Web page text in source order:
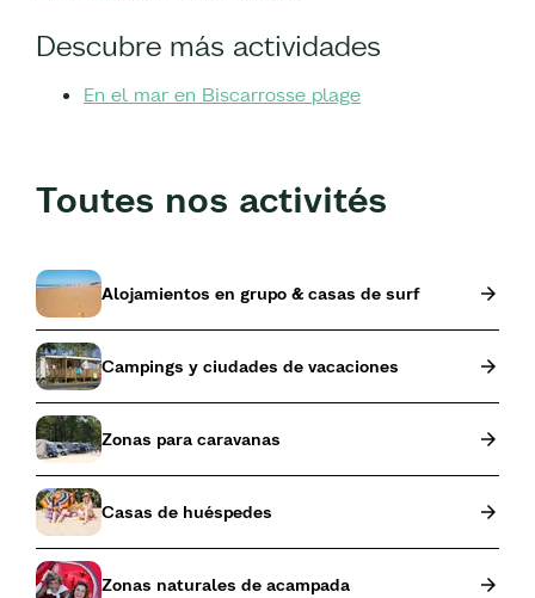
Descubre más actividades
En el mar en Biscarrosse plage
Toutes nos activités
Alojamientos en grupo & casas de surf
Campings y ciudades de vacaciones
Zonas para caravanas
Casas de huéspedes
Zonas naturales de acampada